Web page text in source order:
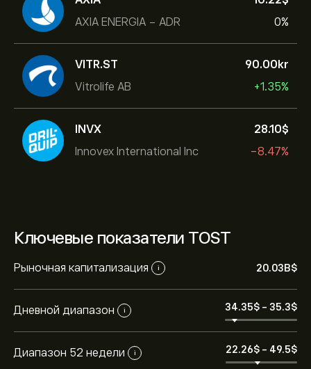
AXIA ENERGIA - ADR
0%
VITR.ST
Vitrolife AB
90.00‎kr‎
+1.35%
INVX
Innovex International Inc
28.10‎$‎
-8.47%
Ключевые показатели TOST
Рыночная капитализация i 20.03B‎$‎
Дневной диапазон i 34.35‎$‎ - 35.3‎$‎
Диапазон 52 недели i 22.26‎$‎ - 49.5‎$‎